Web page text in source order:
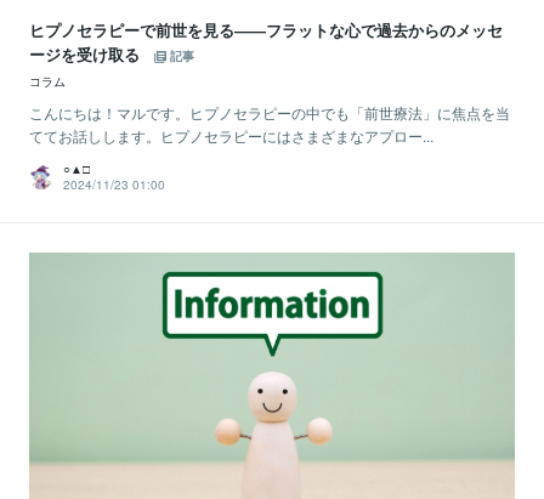
ヒプノセラピーで前世を見る――フラットな心で過去からのメッセ
ージを受け取る
記事
コラム
こんにちは！マルです。ヒプノセラピーの中でも「前世療法」に焦点を当
ててお話しします。ヒプノセラピーにはさまざまなアプロー...
○▲□
2024/11/23 01:00